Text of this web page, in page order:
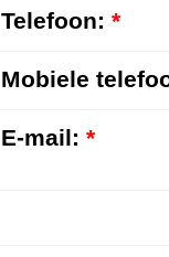
Telefoon: *
Mobiele
E-mail: *